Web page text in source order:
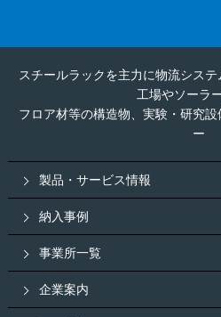
スチールラックを主力に物流シス
工場やソーラ
フロア材等の構造物、実験・研究
ー
製品・サービス情報
納入事例
事業所一覧
企業案内